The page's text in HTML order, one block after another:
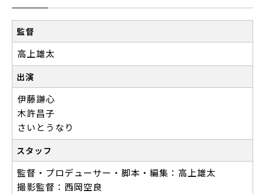
監督
高上雄太
出演
伊藤謙心
木許昌子
さいとうなり
スタッフ
監督・プロデューサー・脚本・編集：高上雄太
撮影監督：西岡空良